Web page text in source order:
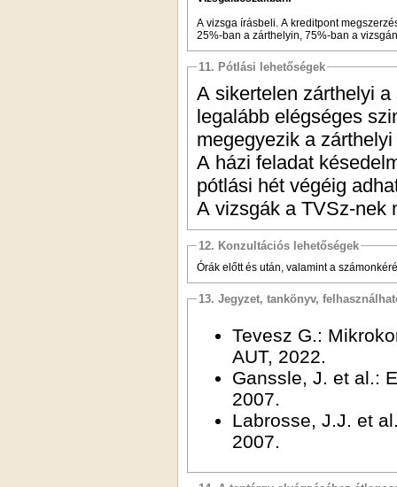
A vizsga írásbeli. A kreditpont
25%-ban a zárthelyin, 75%-ban a
11. Pótlási lehetőségek
A sikertelen zárthelyi
legalább elégséges
megegyezik a
A házi feladat
pótlási hét végéig
A vizsgák a TVSz-nek
12. Konzultációs lehetőségek
Órák előtt és után, valamint a
13. Jegyzet, tankönyv,
Tevesz G.:
AUT, 2022.
Ganssle, J. et al.:
2007.
Labrosse, J.J. et
2007.